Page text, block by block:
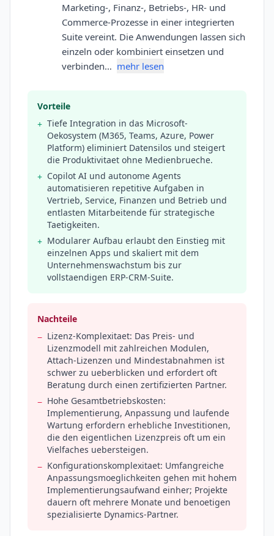
Marketing-, Finanz-, Betriebs-, HR- und
Commerce-Prozesse in einer integrierten
Suite vereint. Die Anwendungen lassen sich
einzeln oder kombiniert einsetzen und
verbinden… mehr lesen
Vorteile
+ Tiefe Integration in das Microsoft-
Oekosystem (M365, Teams, Azure, Power
Platform) eliminiert Datensilos und steigert
die Produktivitaet ohne Medienbrueche.
+ Copilot AI und autonome Agents
automatisieren repetitive Aufgaben in
Vertrieb, Service, Finanzen und Betrieb und
entlasten Mitarbeitende für strategische
Taetigkeiten.
+ Modularer Aufbau erlaubt den Einstieg mit
einzelnen Apps und skaliert mit dem
Unternehmenswachstum bis zur
vollstaendigen ERP-CRM-Suite.
Nachteile
− Lizenz-Komplexitaet: Das Preis- und
Lizenzmodell mit zahlreichen Modulen,
Attach-Lizenzen und Mindestabnahmen ist
schwer zu ueberblicken und erfordert oft
Beratung durch einen zertifizierten Partner.
− Hohe Gesamtbetriebskosten:
Implementierung, Anpassung und laufende
Wartung erfordern erhebliche Investitionen,
die den eigentlichen Lizenzpreis oft um ein
Vielfaches uebersteigen.
− Konfigurationskomplexitaet: Umfangreiche
Anpassungsmoeglichkeiten gehen mit hohem
Implementierungsaufwand einher; Projekte
dauern oft mehrere Monate und benoetigen
spezialisierte Dynamics-Partner.